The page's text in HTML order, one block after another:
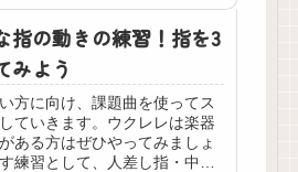
指の動きの練習！指を3
みよう
方に向け、課題曲を使ってス
ていきます。ウクレレは楽器
ある方はぜひやってみましょ
練習として、人差し指・中